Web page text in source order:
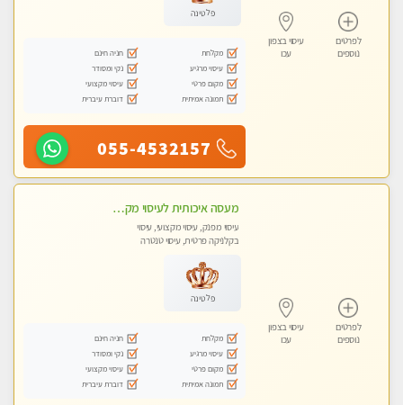
לפרטים
נוספים
עיסוי בצפון
עכו
פלטינה
מקלחת
חניה חינם
עיסוי מרגיע
נקי ומסודר
מקום פרטי
עיסוי מקצועי
תמונה אמיתית
דוברת עיברית
055-4532157
לפרטים
נוספים
עיסוי בצפון
עכו
מעסה איכותית לעיסוי מקצועי ומפנק לכל שרירי הגוף עיסוי רפואי, מרגיע, קלאסי
עיסוי מפנק, עיסוי מקצועי, עיסוי
בקלניקה פרטית, עיסוי טנטרה
פלטינה
מקלחת
חניה חינם
עיסוי מרגיע
נקי ומסודר
מקום פרטי
עיסוי מקצועי
תמונה אמיתית
דוברת עיברית